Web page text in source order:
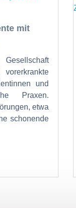
mit
und
Praxen.
etwa
schonende